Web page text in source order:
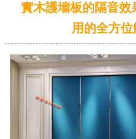
實木護墻板的隔音效
用的全方